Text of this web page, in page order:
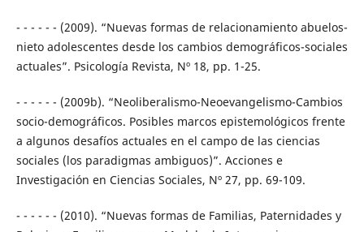
- - - - - - (2009). “Nuevas formas de relacionamiento abuelos-
nieto adolescentes desde los cambios demográficos-sociales
actuales”. Psicología Revista, Nº 18, pp. 1-25.
- - - - - - (2009b). “Neoliberalismo-Neoevangelismo-Cambios
socio-demográficos. Posibles marcos epistemológicos frente
a algunos desafíos actuales en el campo de las ciencias
sociales (los paradigmas ambiguos)”. Acciones e
Investigación en Ciencias Sociales, Nº 27, pp. 69-109.
- - - - - - (2010). “Nuevas formas de Familias, Paternidades y